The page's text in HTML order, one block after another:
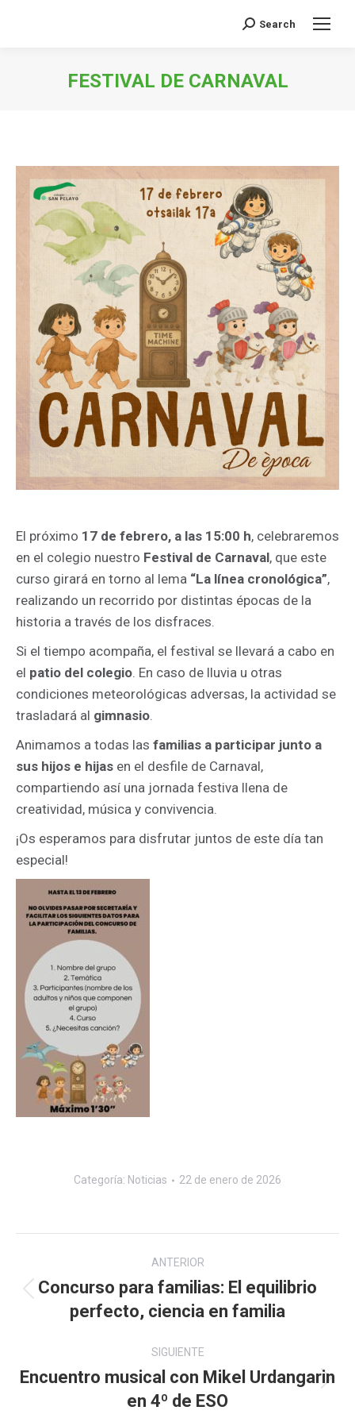
Buscar:
Search
FESTIVAL DE CARNAVAL
El próximo 17 de febrero, a las 15:00 h, celebraremos
en el colegio nuestro Festival de Carnaval, que este
curso girará en torno al lema “La línea cronológica”,
realizando un recorrido por distintas épocas de la
historia a través de los disfraces.
Si el tiempo acompaña, el festival se llevará a cabo en
el patio del colegio. En caso de lluvia u otras
condiciones meteorológicas adversas, la actividad se
trasladará al gimnasio.
Animamos a todas las familias a participar junto a
sus hijos e hijas en el desfile de Carnaval,
compartiendo así una jornada festiva llena de
creatividad, música y convivencia.
¡Os esperamos para disfrutar juntos de este día tan
especial!
Categoría: Noticias 22 de enero de 2026
Navegación
entre
publicaciones
ANTERIOR
Publicación
anterior:
Concurso para familias: El equilibrio
perfecto, ciencia en familia
SIGUIENTE
Publicación
siguiente:
Encuentro musical con Mikel Urdangarin
en 4º de ESO